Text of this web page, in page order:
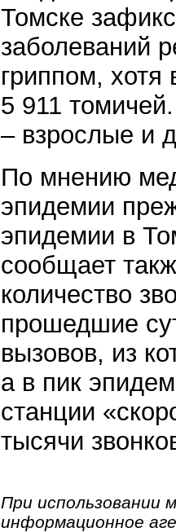
Томске
заболеваний
гриппом,
5 911
– взрослые и
По мнению
эпидемии
эпидемии в
сообщает
количество
прошедшие
вызовов, из
а в пик
станции
тысячи
При использовании
информационное